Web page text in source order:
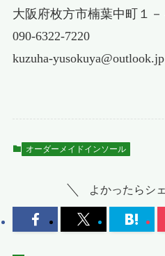
大阪府枚方市楠葉中町１－
090-6322-7220
kuzuha-yusokuya@outlook.jp
オーダーメイドインソール
よかったらシ